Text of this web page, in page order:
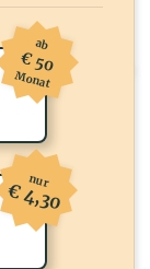
Inhalte
ab
€ 50
Monat
nur
€ 4,30